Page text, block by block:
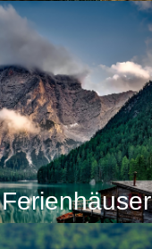
Ferienhäuser